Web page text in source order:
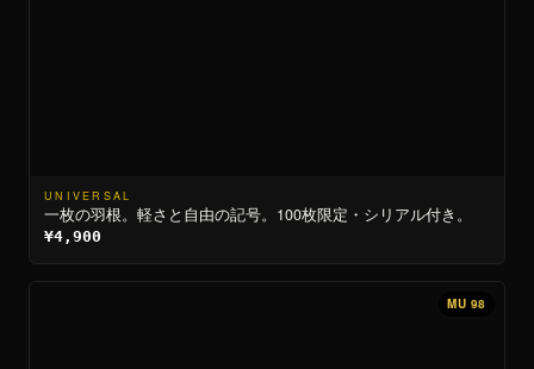
UNIVERSAL
一枚の羽根。軽さと自由の記号。100枚限定・シリアル付き。
¥4,900
MU 98